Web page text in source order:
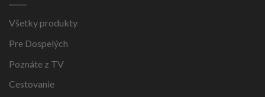
Všetky produkty
Pre Dospelých
Poznáte z TV
Cestovanie